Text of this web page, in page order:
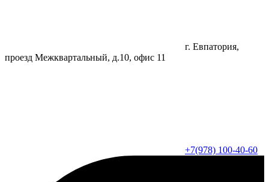
г. Евпатория,
проезд Межквартальный, д.10, офис 11
+7(978) 100-40-60